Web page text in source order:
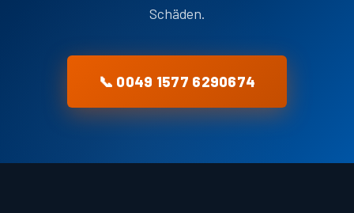
Schäden.
📞 0049 1577 6290674